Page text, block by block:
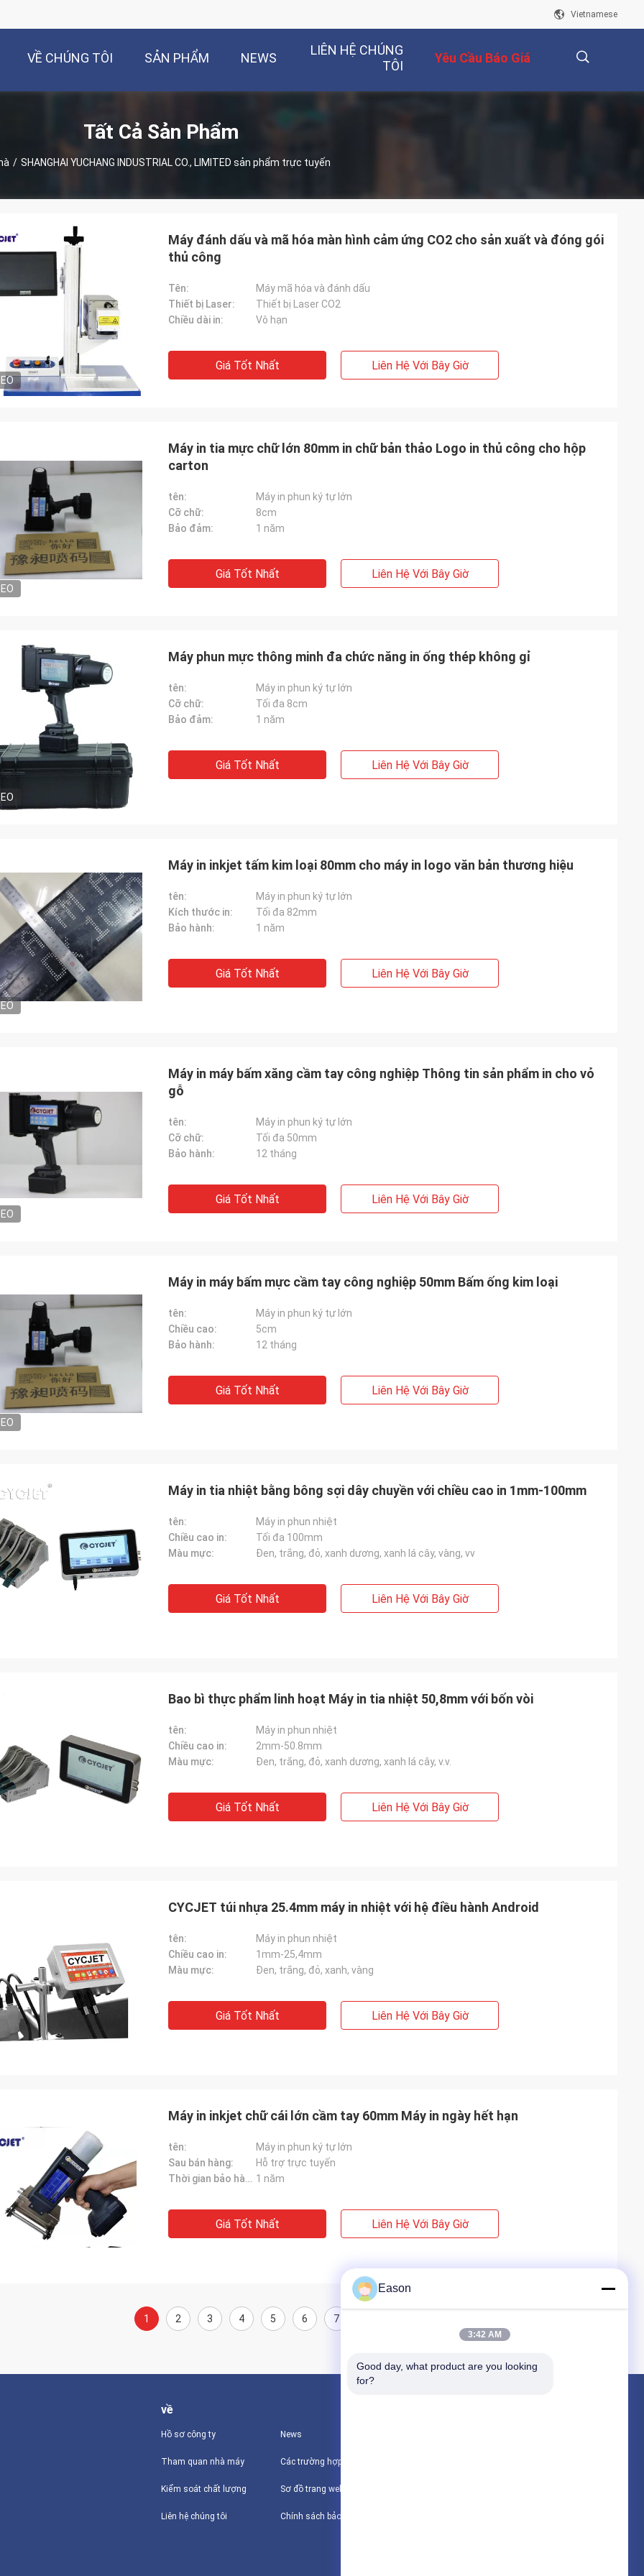
Vietnamese
VỀ CHÚNG TÔI SẢN PHẨM NEWS
LIÊN HỆ CHÚNG
TÔI
Yêu Cầu Báo Giá
Tất Cả Sản Phẩm
/ SHANGHAI YUCHANG INDUSTRIAL CO., LIMITED sản phẩm trực tuyến
Máy đánh dấu và mã hóa màn hình cảm ứng CO2 cho sản xuất và đóng gói
thủ công
Tên:
Máy mã hóa và đánh dấu
Thiết bị Laser:
Thiết bị Laser CO2
Chiều dài in:
Vô hạn
Giá Tốt Nhất Liên Hệ Với Bây Giờ
Máy in tia mực chữ lớn 80mm in chữ bản thảo Logo in thủ công cho hộp
carton
tên:
Máy in phun ký tự lớn
Cỡ chữ:
8cm
Bảo đảm:
1 năm
Giá Tốt Nhất Liên Hệ Với Bây Giờ
Máy phun mực thông minh đa chức năng in ống thép không gỉ
tên:
Máy in phun ký tự lớn
Cỡ chữ:
Tối đa 8cm
Bảo đảm:
1 năm
Giá Tốt Nhất Liên Hệ Với Bây Giờ
Máy in inkjet tấm kim loại 80mm cho máy in logo văn bản thương hiệu
tên:
Máy in phun ký tự lớn
Kích thước in:
Tối đa 82mm
Bảo hành:
1 năm
Giá Tốt Nhất Liên Hệ Với Bây Giờ
Máy in máy bấm xăng cầm tay công nghiệp Thông tin sản phẩm in cho vỏ
gỗ
tên:
Máy in phun ký tự lớn
Cỡ chữ:
Tối đa 50mm
Bảo hành:
12 tháng
Giá Tốt Nhất Liên Hệ Với Bây Giờ
Máy in máy bấm mực cầm tay công nghiệp 50mm Bấm ống kim loại
tên:
Máy in phun ký tự lớn
Chiều cao:
5cm
Bảo hành:
12 tháng
Giá Tốt Nhất Liên Hệ Với Bây Giờ
Máy in tia nhiệt bằng bông sợi dây chuyền với chiều cao in 1mm-100mm
tên:
Máy in phun nhiệt
Chiều cao in:
Tối đa 100mm
Màu mực:
Đen, trắng, đỏ, xanh dương, xanh lá cây, vàng, vv
Giá Tốt Nhất Liên Hệ Với Bây Giờ
Bao bì thực phẩm linh hoạt Máy in tia nhiệt 50,8mm với bốn vòi
tên:
Máy in phun nhiệt
Chiều cao in:
2mm-50.8mm
Màu mực:
Đen, trắng, đỏ, xanh dương, xanh lá cây, v.v.
Giá Tốt Nhất Liên Hệ Với Bây Giờ
CYCJET túi nhựa 25.4mm máy in nhiệt với hệ điều hành Android
tên:
Máy in phun nhiệt
Chiều cao in:
1mm-25,4mm
Màu mực:
Đen, trắng, đỏ, xanh, vàng
Giá Tốt Nhất Liên Hệ Với Bây Giờ
Máy in inkjet chữ cái lớn cầm tay 60mm Máy in ngày hết hạn
tên:
Máy in phun ký tự lớn
Sau bán hàng:
Hỗ trợ trực tuyến
Thời gian bảo hành: 1 năm
Giá Tốt Nhất Liên Hệ Với Bây Giờ
1 2 3 4 5 6 7
về
Hồ sơ công ty
Tham quan nhà máy
Kiểm soát chất lượng
Liên hệ chúng tôi
News
Các trường hợp
Sơ đồ trang web
Chính sách bảo mật
Eason
3:42 AM
Good day, what product are you looking
for?